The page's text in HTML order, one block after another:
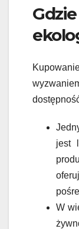
jest
W